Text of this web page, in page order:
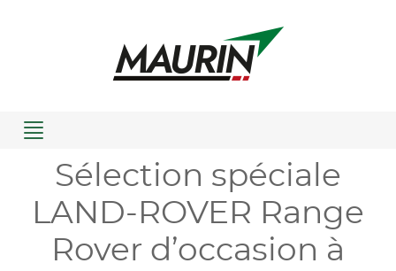
Menu
Sélection spéciale
LAND-ROVER Range
Rover d’occasion à